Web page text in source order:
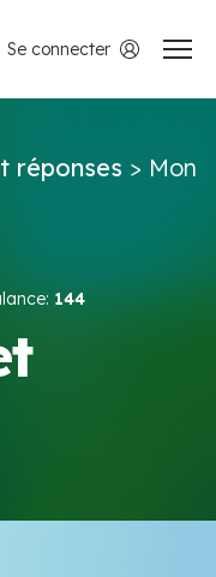
Se connecter
réponses > Mon
144